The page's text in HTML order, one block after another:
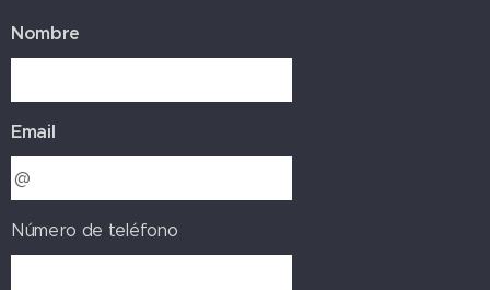
Nombre
Email
Número de teléfono